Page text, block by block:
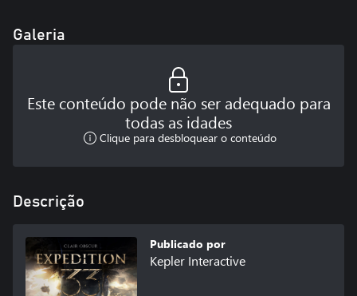
Galeria
Este conteúdo pode não ser adequado para
todas as idades
Clique para desbloquear o conteúdo
Descrição
Publicado por
Kepler Interactive